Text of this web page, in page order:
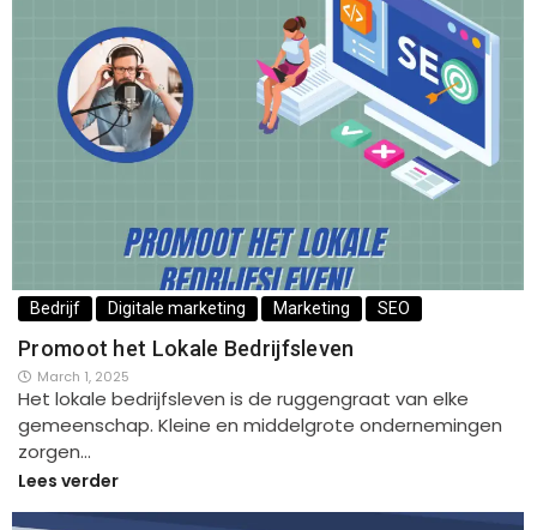
Bedrijf Digitale marketing Marketing SEO
Promoot het Lokale Bedrijfsleven
March 1, 2025
Het lokale bedrijfsleven is de ruggengraat van elke
gemeenschap. Kleine en middelgrote ondernemingen
zorgen…
Lees verder